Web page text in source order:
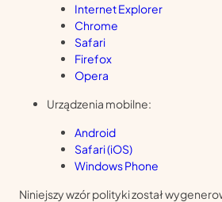
Internet Explorer
Chrome
Safari
Firefox
Opera
Urządzenia mobilne:
Android
Safari (iOS)
Windows Phone
Niniejszy wzór polityki został